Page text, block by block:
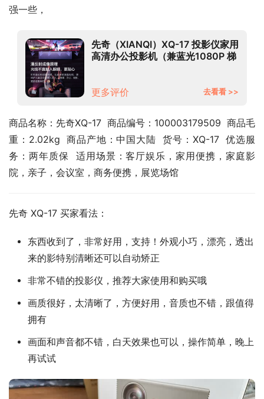
强一些，
先奇（XIANQI）XQ-17 投影仪家用
高清办公投影机（兼蓝光1080P 梯
更多评价
去看看 >>
商品名称：先奇XQ-17  商品编号：100003179509  商品毛
重：2.02kg  商品产地：中国大陆  货号：XQ-17  优选服
务：两年质保  适用场景：客厅娱乐，家用便携，家庭影
院，亲子，会议室，商务便携，展览场馆
先奇 XQ-17 买家看法：
东西收到了，非常好用，支持！外观小巧，漂亮，透出
来的影特别清晰还可以自动矫正
非常不错的投影仪，推荐大家使用和购买哦
画质很好，太清晰了，方便好用，音质也不错，跟值得
拥有
画面和声音都不错，白天效果也可以，操作简单，晚上
再试试